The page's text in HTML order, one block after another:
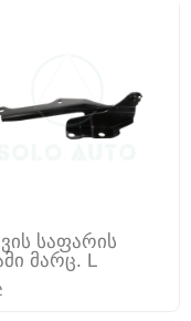
საფარის
მარც. L